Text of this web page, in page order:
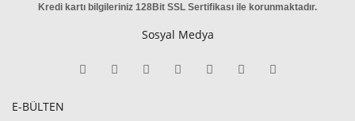
Kredi kartı bilgileriniz 128Bit SSL Sertifikası ile korunmaktadır.
Sosyal Medya
E-BÜLTEN